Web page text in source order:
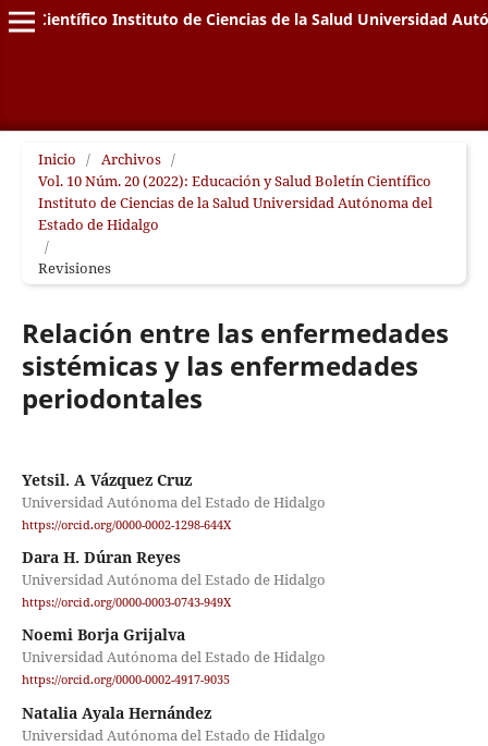
Científico Instituto de Ciencias de la Salud Universidad
Inicio / Archivos /
Vol. 10 Núm. 20 (2022): Educación y Salud Boletín Científico
Instituto de Ciencias de la Salud Universidad Autónoma del
Estado de Hidalgo
/
Revisiones
Relación entre las enfermedades
sistémicas y las enfermedades
periodontales
Yetsil. A Vázquez Cruz
Universidad Autónoma del Estado de Hidalgo
https://orcid.org/0000-0002-1298-644X
Dara H. Dúran Reyes
Universidad Autónoma del Estado de Hidalgo
https://orcid.org/0000-0003-0743-949X
Noemi Borja Grijalva
Universidad Autónoma del Estado de Hidalgo
https://orcid.org/0000-0002-4917-9035
Natalia Ayala Hernández
Universidad Autónoma del Estado de Hidalgo